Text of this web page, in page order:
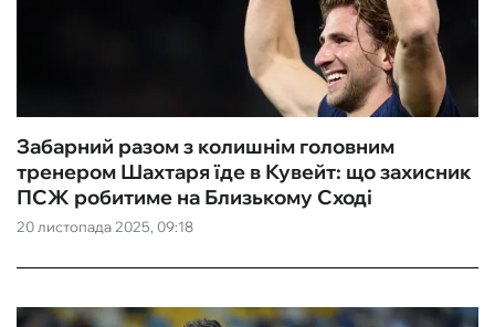
20 листопада 2025, 09:18
Забарний разом з колишнім головним
тренером Шахтаря їде в Кувейт: що захисник
ПСЖ робитиме на Близькому Сході